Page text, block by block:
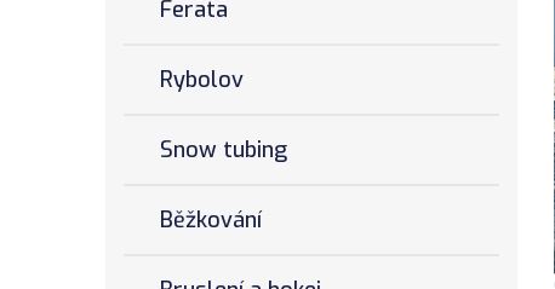
Ferata
Rybolov
Snow tubing
Běžkování